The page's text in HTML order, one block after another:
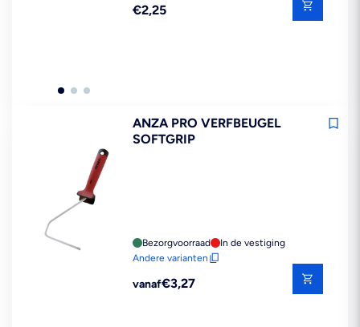
Reguliere
€2,25
ANZA PRO VERFBEUGEL
SOFTGRIP
Bezorgvoorraad
In de vestiging
Andere varianten
Reguliere
vanaf€3,27